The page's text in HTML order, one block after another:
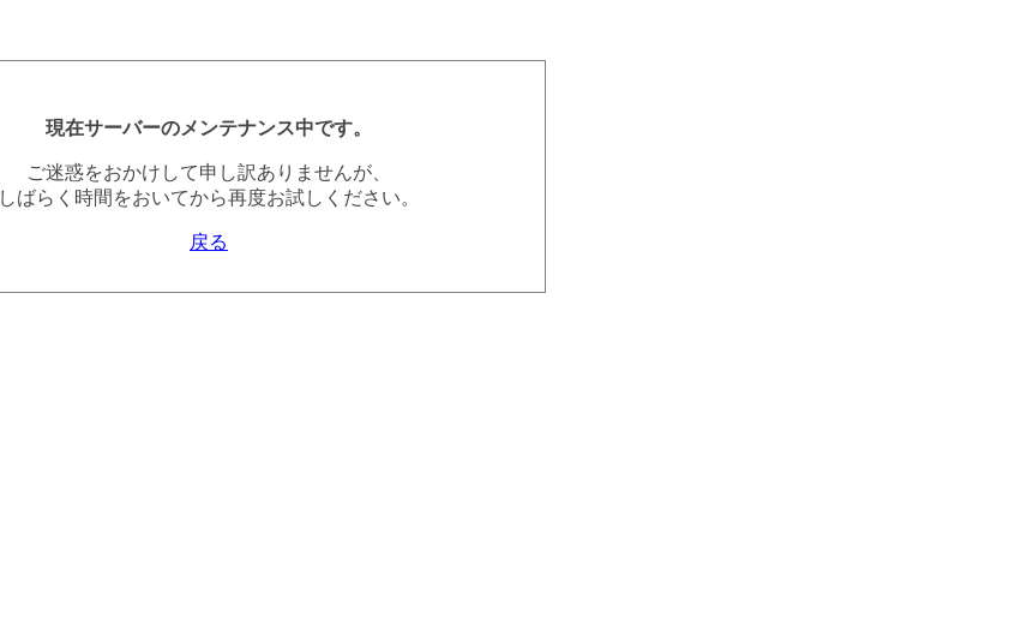
現在サーバーのメンテナンス中です。
ご迷惑をおかけして申し訳ありませんが、
しばらく時間をおいてから再度お試しください。
戻る